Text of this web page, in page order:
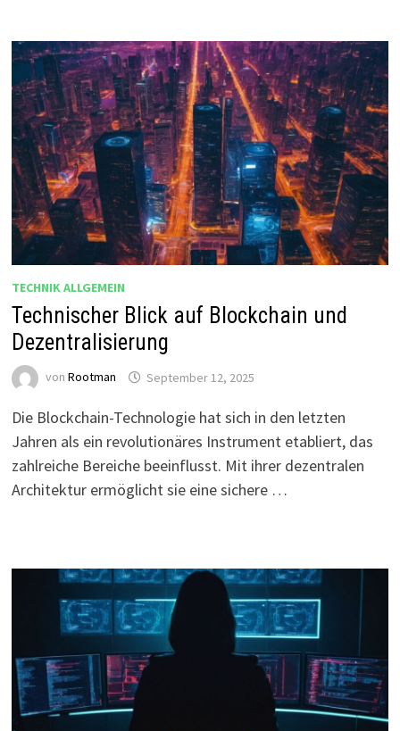
TECHNIK ALLGEMEIN
Technischer Blick auf Blockchain und
Dezentralisierung
von Rootman September 12, 2025
Die Blockchain-Technologie hat sich in den letzten
Jahren als ein revolutionäres Instrument etabliert, das
zahlreiche Bereiche beeinflusst. Mit ihrer dezentralen
Architektur ermöglicht sie eine sichere …